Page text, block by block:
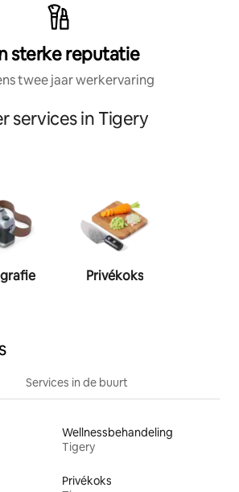
sterke reputatie
twee jaar werkervaring
services in Tigery
Privékoks
Services in de buurt
Wellnessbehandeling
Tigery
Privékoks